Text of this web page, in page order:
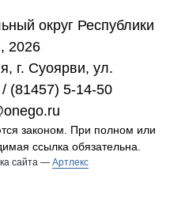
округ Республики
2026
г. Cуоярви, ул.
(81457) 5-14-50
законом. При полном или
ссылка обязательна.
сайта — Артлекс